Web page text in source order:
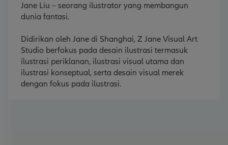
Jane Liu – seorang ilustrator yang membangun
dunia fantasi.
Didirikan oleh Jane di Shanghai, Z Jane Visual Art
Studio berfokus pada desain ilustrasi termasuk
ilustrasi periklanan, ilustrasi visual utama dan
ilustrasi konseptual, serta desain visual merek
dengan fokus pada ilustrasi.